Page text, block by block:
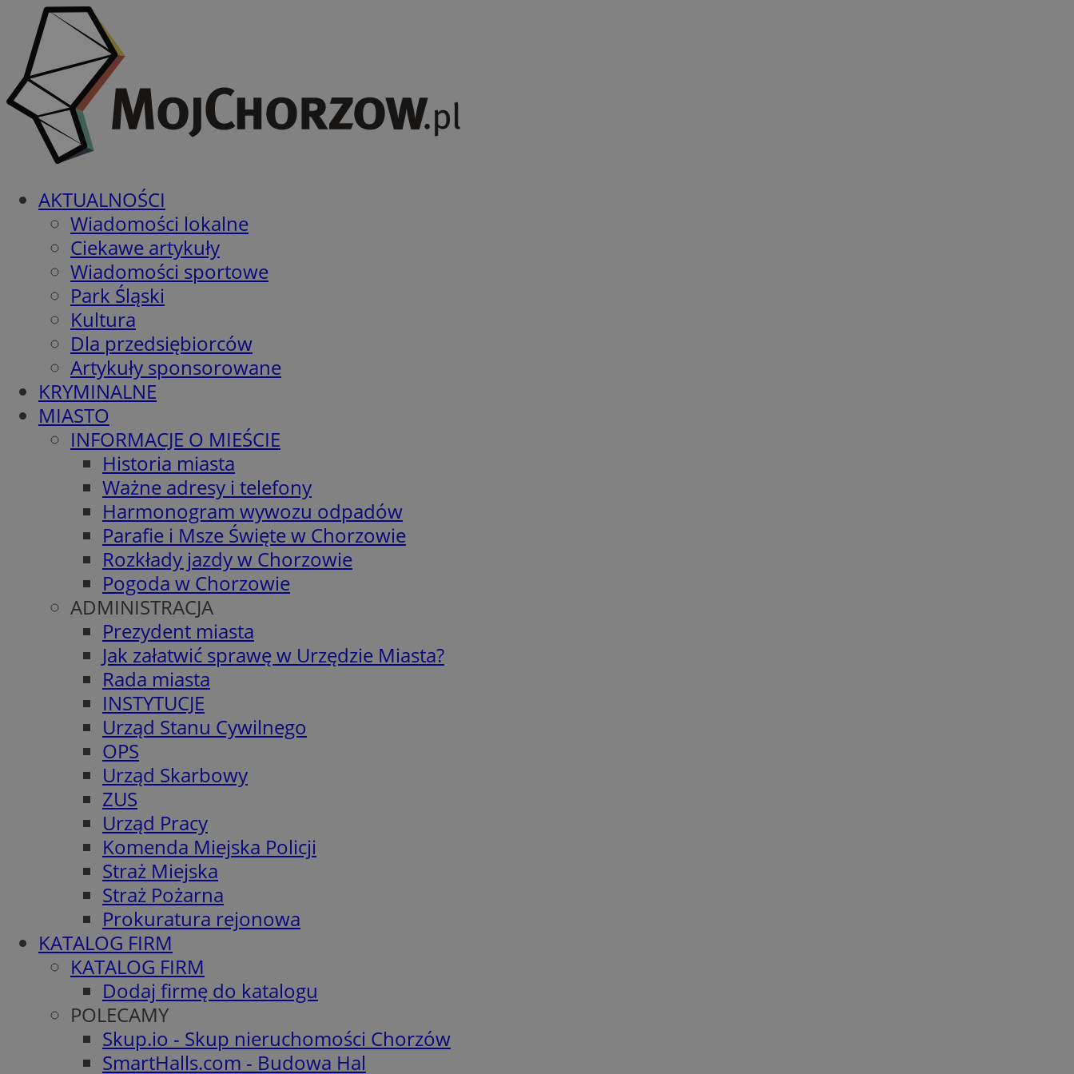
AKTUALNOŚCI
Wiadomości lokalne
Ciekawe artykuły
Wiadomości sportowe
Park Śląski
Kultura
Dla przedsiębiorców
Artykuły sponsorowane
KRYMINALNE
MIASTO
INFORMACJE O MIEŚCIE
Historia miasta
Ważne adresy i telefony
Harmonogram wywozu odpadów
Parafie i Msze Święte w Chorzowie
Rozkłady jazdy w Chorzowie
Pogoda w Chorzowie
ADMINISTRACJA
Prezydent miasta
Jak załatwić sprawę w Urzędzie Miasta?
Rada miasta
INSTYTUCJE
Urząd Stanu Cywilnego
OPS
Urząd Skarbowy
ZUS
Urząd Pracy
Komenda Miejska Policji
Straż Miejska
Straż Pożarna
Prokuratura rejonowa
KATALOG FIRM
KATALOG FIRM
Dodaj firmę do katalogu
POLECAMY
Skup.io - Skup nieruchomości Chorzów
SmartHalls.com - Budowa Hal